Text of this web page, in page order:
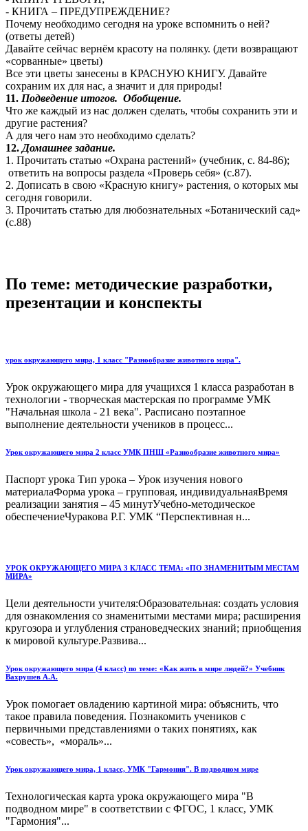
- КНИГА – ПРЕДУПРЕЖДЕНИЕ?
Почему необходимо сегодня на уроке вспомнить о ней?
(ответы детей)
Давайте сейчас вернём красоту на полянку. (дети возвращают
«сорванные» цветы)
Все эти цветы занесены в КРАСНУЮ КНИГУ. Давайте
сохраним их для нас, а значит и для природы!
11. Подведение итогов. Обобщение.
Что же каждый из нас должен сделать, чтобы сохранить эти и
другие растения?
А для чего нам это необходимо сделать?
12. Домашнее задание.
1. Прочитать статью «Охрана растений» (учебник, с. 84-86);
ответить на вопросы раздела «Проверь себя» (с.87).
2. Дописать в свою «Красную книгу» растения, о которых мы
сегодня говорили.
3. Прочитать статью для любознательных «Ботанический сад»
(с.88)
По теме: методические разработки,
презентации и конспекты
урок окружающего мира, 1 класс "Разнообразие животного мира".
Урок окружающего мира для учащихся 1 класса разработан в
технологии - творческая мастерская по программе УМК
"Начальная школа - 21 века". Расписано поэтапное
выполнение деятельности учеников в процесс...
Урок окружающего мира 2 класс УМК ПНШ «Разнообразие животного мира»
Паспорт урока Тип урока – Урок изучения нового
материалаФорма урока – групповая, индивидуальнаяВремя
реализации занятия – 45 минутУчебно-методическое
обеспечениеЧуракова Р.Г. УМК “Перспективная н...
УРОК ОКРУЖАЮЩЕГО МИРА 3 КЛАСС ТЕМА: «ПО ЗНАМЕНИТЫМ МЕСТАМ
МИРА»
Цели деятельности учителя:Образовательная: создать условия
для ознакомления со знаменитыми местами мира; расширения
кругозора и углубления страноведческих знаний; приобщения
к мировой культуре.Развива...
Урок окружающего мира (4 класс) по теме: «Как жить в мире людей?» Учебник
Вахрушев А.А.
Урок помогает овладению картиной мира: объяснить, что
такое правила поведения. Познакомить учеников с
первичными представлениями о таких понятиях, как
«совесть», «мораль»...
Урок окружающего мира, 1 класс, УМК "Гармония". В подводном мире
Технологическая карта урока окружающего мира "В
подводном мире" в соответствии с ФГОС, 1 класс, УМК
"Гармония"...